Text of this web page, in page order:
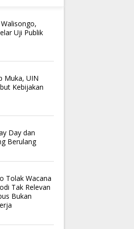
Uji Publik
Muka, UIN
Kebijakan
Day dan
Berulang
Tolak Wacana
Tak Relevan
Bukan